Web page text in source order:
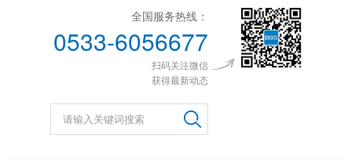
全国服务热线：
0533-6056677
扫码关注微信
获得最新动态